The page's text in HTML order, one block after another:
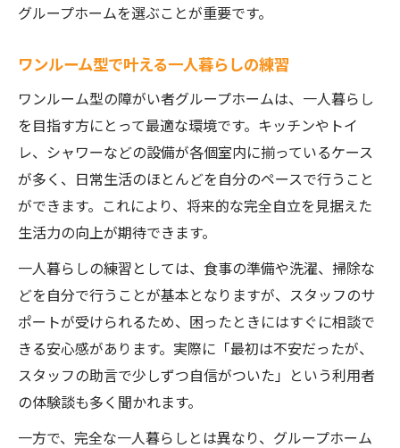
グループホームを選ぶことが重要です。
ワンルーム型で叶える一人暮らしの練習
ワンルーム型の障がい者グループホームは、一人暮らし
を目指す方にとって最適な環境です。キッチンやトイ
レ、シャワーなどの設備が各個室内に揃っているケース
が多く、日常生活のほとんどを自分のペースで行うこと
ができます。これにより、将来的な完全自立を見据えた
生活力の向上が期待できます。
一人暮らしの練習としては、食事の準備や洗濯、掃除な
どを自分で行うことが基本となりますが、スタッフのサ
ポートが受けられるため、困ったときにはすぐに相談で
きる安心感があります。実際に「最初は不安だったが、
スタッフの助言で少しずつ自信がついた」という利用者
の体験談も多く聞かれます。
一方で、完全な一人暮らしとは異なり、グループホーム